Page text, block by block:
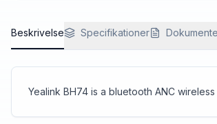
Beskrivelse Specifikationer
Yealink BH74 is a bluetooth ANC